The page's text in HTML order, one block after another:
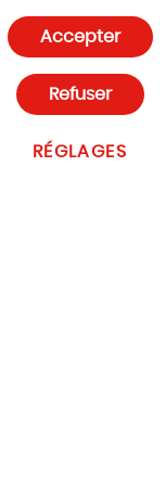
Paramètres des cookies
Accepter
RÉGLAGES
Refuser